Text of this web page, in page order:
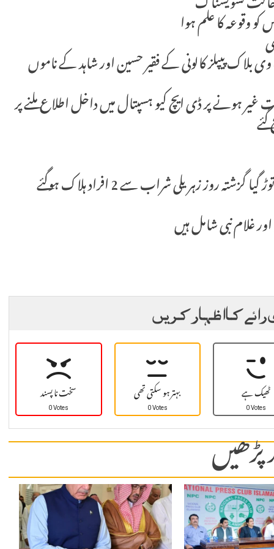
وقوعہ کا علم ہوا
پیپلز کالونی کے فقیر حسین اور شاہد کے ناموں
ہونے پر ڈی ایچ کیو ہسپتال میں داخل اطلاع ملنے پر
شراب سے متاثرہ تیسرا شخص بھی ہسپتال میں دم توڑ گیا گزشتہ روز زہریلی شراب سے 2 افراد ہلاک ہوگئے
غلام نبی شامل ہیں
کا اظہار کریں
سخت نا پسند
0 Votes بہتر ہو سکتی تھی
0 Votes ٹھیک ہے
0 Votes